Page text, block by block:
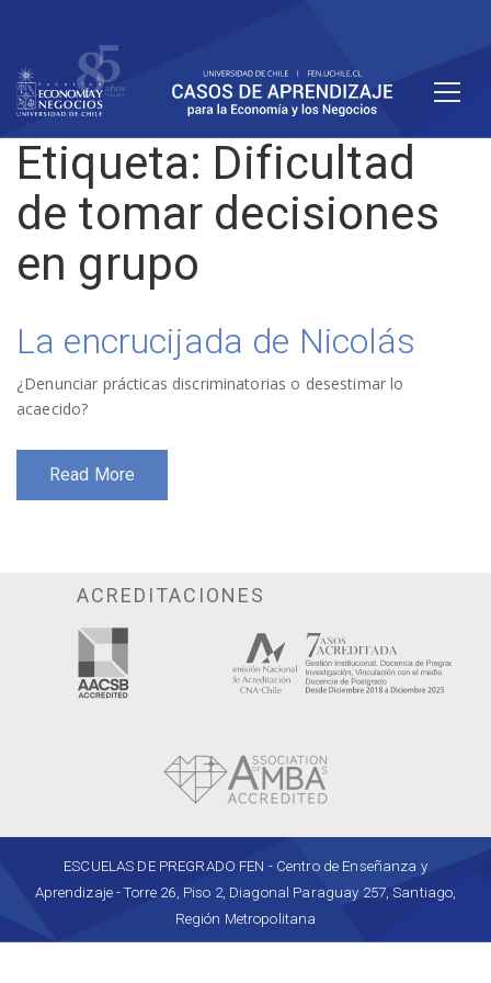
Etiqueta: Dificultad
de tomar decisiones
en grupo
La encrucijada de Nicolás
¿Denunciar prácticas discriminatorias o desestimar lo
acaecido?
Read More
ACREDITACIONES
ESCUELAS DE PREGRADO FEN - Centro de Enseñanza y
Aprendizaje - Torre 26, Piso 2, Diagonal Paraguay 257, Santiago,
Región Metropolitana